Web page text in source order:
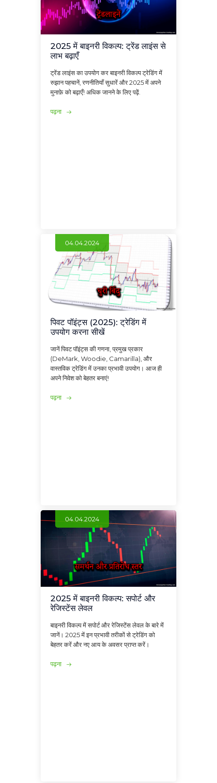
2025 में बाइनरी विकल्प: ट्रेंड लाइंस से
लाभ बढ़ाएँ
ट्रेंड लाइंस का उपयोग कर बाइनरी विकल्प ट्रेडिंग में
रुझान पहचानें, रणनीतियाँ सुधारें और 2025 में अपने
मुनाफ़े को बढ़ाएँ! अधिक जानने के लिए पढ़ें.
पढ़ना
04.04.2024
पिवट पॉइंट्स (2025): ट्रेडिंग में
उपयोग करना सीखें
जानें पिवट पॉइंट्स की गणना, प्रमुख प्रकार
(DeMark, Woodie, Camarilla), और
वास्तविक ट्रेडिंग में उनका प्रभावी उपयोग। आज ही
अपने निवेश को बेहतर बनाएं!
पढ़ना
04.04.2024
2025 में बाइनरी विकल्प: सपोर्ट और
रेजिस्टेंस लेवल
बाइनरी विकल्प में सपोर्ट और रेजिस्टेंस लेवल के बारे में
जानें। 2025 में इन प्रभावी तरीकों से ट्रेडिंग को
बेहतर करें और नए आय के अवसर प्राप्त करें।
पढ़ना